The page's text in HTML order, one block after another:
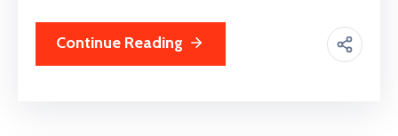
Continue Reading